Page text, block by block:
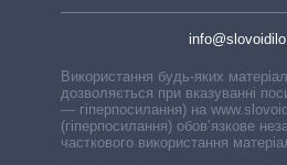
Використання будь-яких
дозволяється при вказуванні
— гіперпосилання) на
(гіперпосилання) обов’язкове
часткового використання